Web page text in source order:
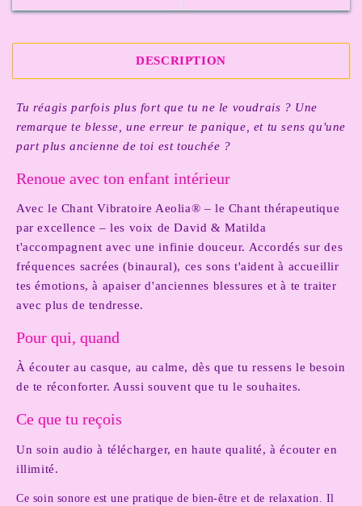
DESCRIPTION
Tu réagis parfois plus fort que tu ne le voudrais ? Une
remarque te blesse, une erreur te panique, et tu sens qu'une
part plus ancienne de toi est touchée ?
Renoue avec ton enfant intérieur
Avec le Chant Vibratoire Aeolia® – le Chant thérapeutique
par excellence – les voix de David & Matilda
t'accompagnent avec une infinie douceur. Accordés sur des
fréquences sacrées (binaural), ces sons t'aident à accueillir
tes émotions, à apaiser d'anciennes blessures et à te traiter
avec plus de tendresse.
Pour qui, quand
À écouter au casque, au calme, dès que tu ressens le besoin
de te réconforter. Aussi souvent que tu le souhaites.
Ce que tu reçois
Un soin audio à télécharger, en haute qualité, à écouter en
illimité.
Ce soin sonore est une pratique de bien-être et de relaxation. Il